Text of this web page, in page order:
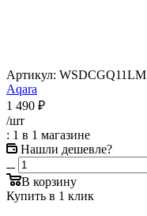
Артикул: WSDCGQ11LM
Aqara
1 490 ₽
/шт
: 1 в 1 магазине
Нашли дешевле?
В корзину
Купить в 1 клик